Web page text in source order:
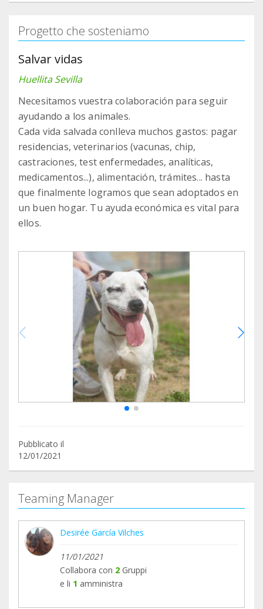
Progetto che sosteniamo
Salvar vidas
Huellita Sevilla
Necesitamos vuestra colaboración para seguir
ayudando a los animales.
Cada vida salvada conlleva muchos gastos: pagar
residencias, veterinarios (vacunas, chip,
castraciones, test enfermedades, analíticas,
medicamentos...), alimentación, trámites... hasta
que finalmente logramos que sean adoptados en
un buen hogar. Tu ayuda económica es vital para
Pubblicato il
12/01/2021
Teaming Manager
Desirée García Vilches
11/01/2021
Collabora con 2 Gruppi
e li 1 amministra